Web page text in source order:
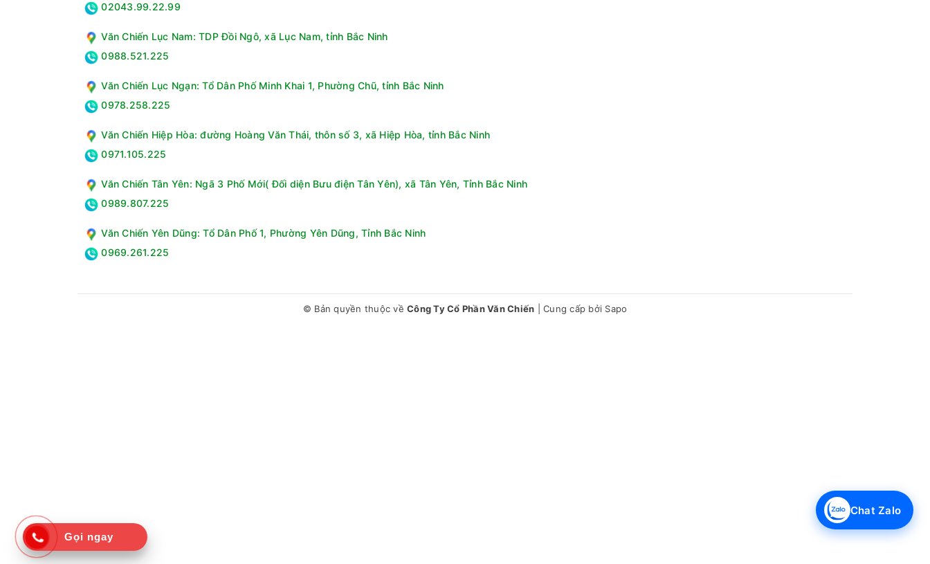
Gọi ngay
Chat Zalo
02043.99.22.99
Văn Chiến Lục Nam: TDP Đồi Ngô, xã Lục Nam, tỉnh Bắc Ninh
0988.521.225
Văn Chiến Lục Ngạn: Tổ Dân Phố Minh Khai 1, Phường Chũ, tỉnh Bắc Ninh
0978.258.225
Văn Chiến Hiệp Hòa: đường Hoàng Văn Thái, thôn số 3, xã Hiệp Hòa, tỉnh Bắc Ninh
0971.105.225
Văn Chiến Tân Yên: Ngã 3 Phố Mới( Đối diện Bưu điện Tân Yên), xã Tân Yên, Tỉnh Bắc Ninh
0989.807.225
Văn Chiến Yên Dũng: Tổ Dân Phố 1, Phường Yên Dũng, Tỉnh Bắc Ninh
0969.261.225
© Bản quyền thuộc về Công Ty Cổ Phần Văn Chiến Cung cấp bởi Sapo